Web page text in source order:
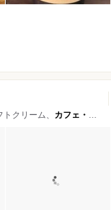
クリーム、 カフェ・喫茶店